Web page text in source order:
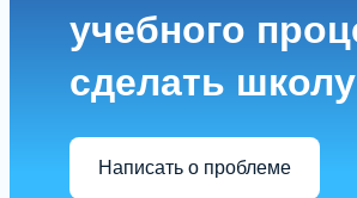
учебного
сделать
Написать о проблеме